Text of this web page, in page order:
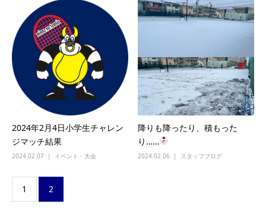
2024年2月4日小学生チャレン
ジマッチ結果
2024.02.07 イベント・大会
降りも降ったり、積もった
り……
2024.02.06 スタッフブログ
1 2